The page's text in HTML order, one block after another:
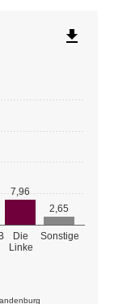
Die
Linke
Sonstige
7,96
2,65
file_download